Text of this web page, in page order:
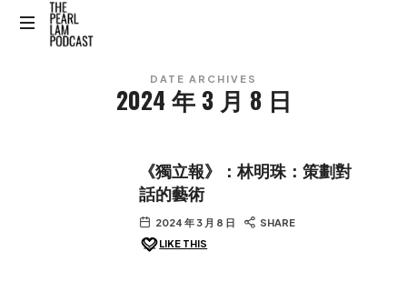
The
DATE ARCHIVES
2024 年 3 月 8 日
《獨立報》：林明珠：策劃對
話的藝術
2024 年 3 月 8 日
SHARE
LIKE THIS